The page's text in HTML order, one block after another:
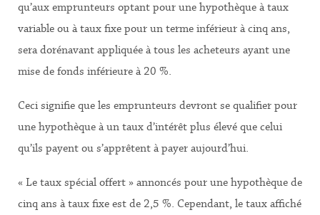
qu’aux emprunteurs optant pour une hypothèque à taux
variable ou à taux fixe pour un terme inférieur à cinq ans,
sera dorénavant appliquée à tous les acheteurs ayant une
mise de fonds inférieure à 20 %.
Ceci signifie que les emprunteurs devront se qualifier pour
une hypothèque à un taux d’intérêt plus élevé que celui
qu’ils payent ou s’apprêtent à payer aujourd’hui.
« Le taux spécial offert » annoncés pour une hypothèque de
cinq ans à taux fixe est de 2,5 %. Cependant, le taux affiché